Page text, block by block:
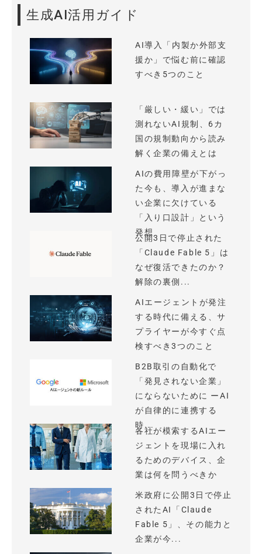
生成AI活用ガイド
AI導入「内製か外部支
援か」で悩む前に確認
すべき5つのこと
「厳しい・緩い」では
測れないAI規制、6カ
国の規制動向から読み
解く企業の備えとは
AIの費用障壁が下がっ
た今も、導入が進まな
い企業に欠けている
「入り口設計」という
発想
公開3日で停止された
「Claude Fable 5」は
なぜ復活できたのか？
解除の裏側...
AIエージェントが発注
する時代に備える、サ
プライヤーが今すぐ点
検すべき3つのこと
B2B取引の自動化で
「発見されない企業」
にならないために ーAI
が自律的に連携する
時...
各社が模索するAIエー
ジェントを現場に入れ
るためのデバイス、企
業は何を問うべきか
米政府に公開3日で停止
されたAI「Claude
Fable 5」、その能力と
企業が今...